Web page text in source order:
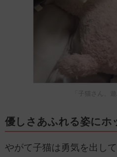
「子猫さん、
優しさあふれる姿にホ
やがて子猫は勇気を出し